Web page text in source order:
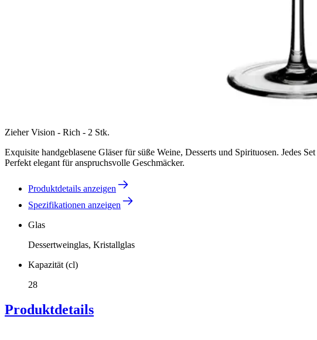
Zieher Vision - Rich - 2 Stk.
Exquisite handgeblasene Gläser für süße Weine, Desserts und Spirituosen. Jedes
Perfekt elegant für anspruchsvolle Geschmäcker.
Produktdetails anzeigen
Spezifikationen anzeigen
Glas
Dessertweinglas, Kristallglas
Kapazität (cl)
28
Produktdetails